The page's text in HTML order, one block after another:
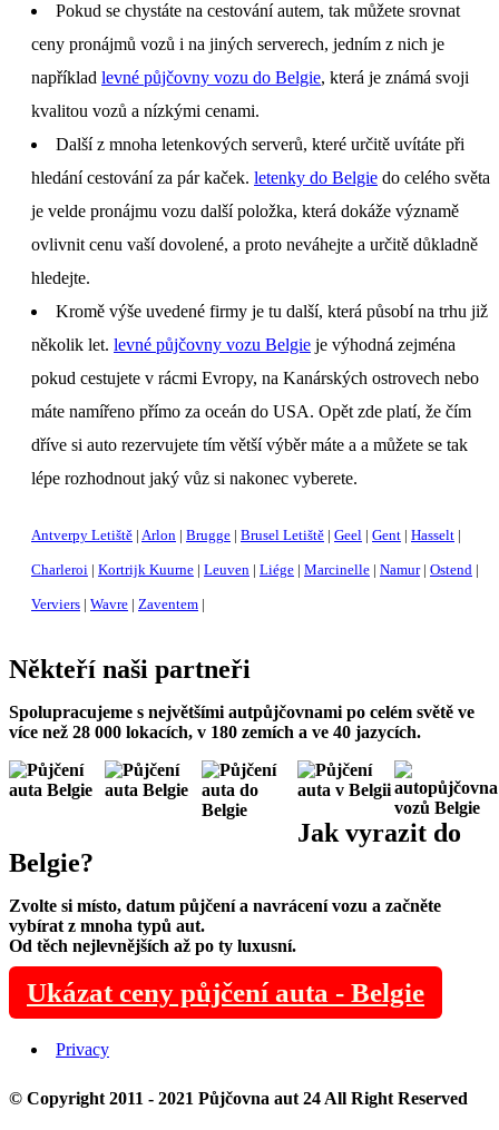
Pokud se chystáte na cestování autem, tak můžete srovnat
ceny pronájmů vozů i na jiných serverech, jedním z nich je
například levné půjčovny vozu do Belgie, která je známá svoji
kvalitou vozů a nízkými cenami.
Další z mnoha letenkových serverů, které určitě uvítáte při
hledání cestování za pár kaček. letenky do Belgie do celého světa
je velde pronájmu vozu další položka, která dokáže významě
ovlivnit cenu vaší dovolené, a proto neváhejte a určitě důkladně
hledejte.
Kromě výše uvedené firmy je tu další, která působí na trhu již
několik let. levné půjčovny vozu Belgie je výhodná zejména
pokud cestujete v rácmi Evropy, na Kanárských ostrovech nebo
máte namířeno přímo za oceán do USA. Opět zde platí, že čím
dříve si auto rezervujete tím větší výběr máte a a můžete se tak
lépe rozhodnout jaký vůz si nakonec vyberete.
Antverpy Letiště Arlon Brugge Brusel Letiště Geel Gent Hasselt
Charleroi Kortrijk Kuurne Leuven Liége Marcinelle Namur Ostend
Verviers Wavre Zaventem
Někteří naši partneři
Spolupracujeme s největšími autpůjčovnami po celém světě ve
více než 28 000 lokacích, v 180 zemích a ve 40 jazycích.
Jak vyrazit do
Belgie?
Zvolte si místo, datum půjčení a navrácení vozu a začněte
vybírat z mnoha typů aut.
Od těch nejlevnějších až po ty luxusní.
Ukázat ceny půjčení auta - Belgie
Privacy
© Copyright 2011 - 2021 Půjčovna aut 24 All Right Reserved